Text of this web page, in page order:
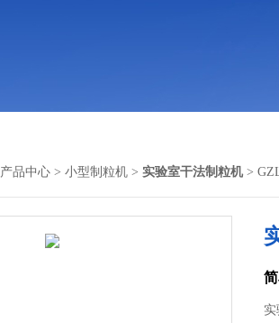
产品中心 > 小型制粒机 > 实验室干法制粒机>